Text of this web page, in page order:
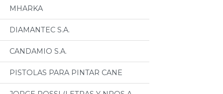
MHARKA
DIAMANTEC S.A.
CANDAMIO S.A.
PISTOLAS PARA PINTAR CANE